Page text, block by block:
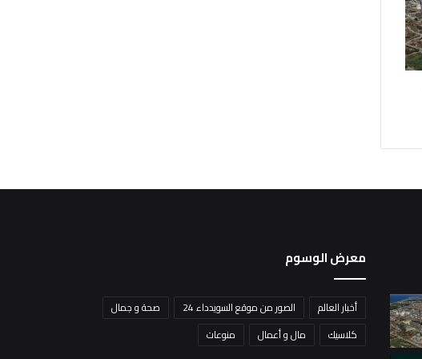
معرض الوسوم
أخبار العالم الصور من موقع السويدداء 24
صحة و جمال
كلاسيك
مال و أعمال منوعات